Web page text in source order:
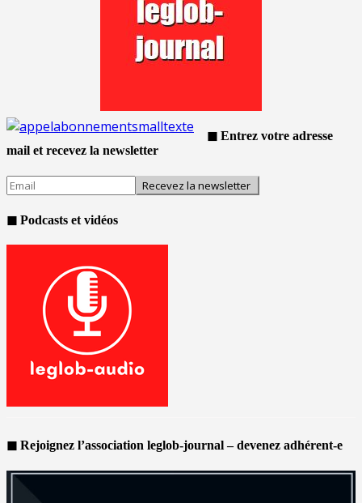
◼ Entrez votre adresse
mail et recevez la newsletter
◼ Podcasts et vidéos
◼ Rejoignez l’association leglob-journal – devenez adhérent-e